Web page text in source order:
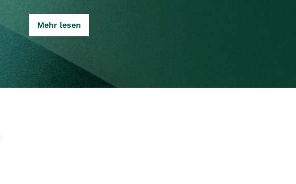
Mehr lesen